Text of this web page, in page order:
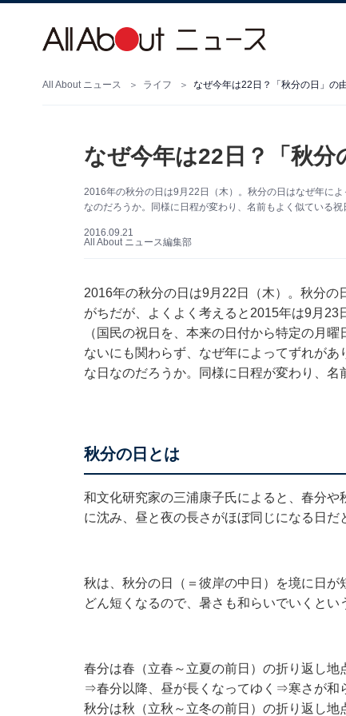
All About ニュース ライフ なぜ今年は22日？「秋分の日」の
なぜ今年は22日？「秋分
2016年の秋分の日は9月22日（木）。秋分の日はなぜ年に
なのだろうか。同様に日程が変わり、名前もよく似ている
2016.09.21
All About ニュース編集部
2016年の秋分の日は9月22日（木）。秋分
がちだが、よくよく考えると2015年は9月
（国民の祝日を、本来の日付から特定の月
ないにも関わらず、なぜ年によってずれが
な日なのだろうか。同様に日程が変わり、名
秋分の日とは
和文化研究家の三浦康子氏によると、春分
に沈み、昼と夜の長さがほぼ同じになる日だ
秋は、秋分の日（＝彼岸の中日）を境に日
どん短くなるので、暑さも和らいでいくとい
春分は春（立春～立夏の前日）の折り返し地
⇒春分以降、昼が長くなってゆく⇒寒さが和
秋分は秋（立秋～立冬の前日）の折り返し地